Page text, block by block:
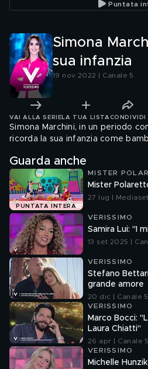
Puntata
Simona
sua infanzia
19 nov 2022 | Canale 5
VAI ALLA SERIE LA TUA LISTA CONDIVIDI
Simona Marchini, in un periodo
ricorda la sua infanzia come
Guarda anche
PUNTATA INTERA
MISTER
Mister
27 lug |
VERISSIMO
Samira Lui: "I
13 set 2025 |
VERISSIMO
Stefano
grande amore
20 dic | Canale 5
VERISSIMO
Marco Bocci:
Laura Chiatti"
26 apr | Canale 5
VERISSIMO
Michelle